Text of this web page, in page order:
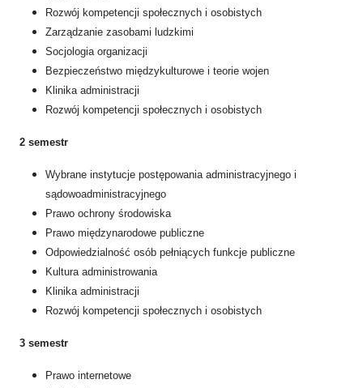
Rozwój kompetencji społecznych i osobistych
Zarządzanie zasobami ludzkimi
Socjologia organizacji
Bezpieczeństwo międzykulturowe i teorie wojen
Klinika administracji
Rozwój kompetencji społecznych i osobistych
2 semestr
Wybrane instytucje postępowania administracyjnego i
sądowoadministracyjnego
Prawo ochrony środowiska
Prawo międzynarodowe publiczne
Odpowiedzialność osób pełniących funkcje publiczne
Kultura administrowania
Klinika administracji
Rozwój kompetencji społecznych i osobistych
3 semestr
Prawo internetowe